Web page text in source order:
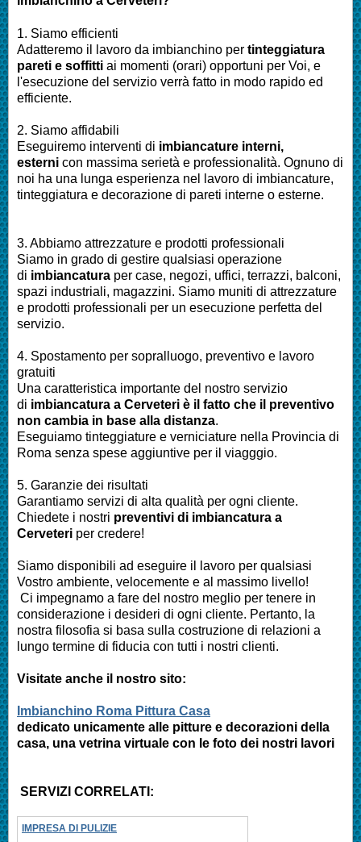
1. Siamo efficienti
Adatteremo il lavoro da imbianchino per tinteggiatura
pareti e soffitti ai momenti (orari) opportuni per Voi, e
l'esecuzione del servizio verrà fatto in modo rapido ed
efficiente.
2. Siamo affidabili
Eseguiremo interventi di imbiancature interni,
esterni con massima serietà e professionalità. Ognuno di
noi ha una lunga esperienza nel lavoro di imbiancature,
tinteggiatura e decorazione di pareti interne o esterne.
3. Abbiamo attrezzature e prodotti professionali
Siamo in grado di gestire qualsiasi operazione
di imbiancatura per case, negozi, uffici, terrazzi, balconi,
spazi industriali, magazzini. Siamo muniti di attrezzature
e prodotti professionali per un esecuzione perfetta del
servizio.
4. Spostamento per sopralluogo, preventivo e lavoro
gratuiti
Una caratteristica importante del nostro servizio
di imbiancatura a Cerveteri è il fatto che il preventivo
non cambia in base alla distanza.
Eseguiamo tinteggiature e verniciature nella Provincia di
Roma senza spese aggiuntive per il viagggio.
5. Garanzie dei risultati
Garantiamo servizi di alta qualità per ogni cliente.
Chiedete i nostri preventivi di imbiancatura a
Cerveteri per credere!
Siamo disponibili ad eseguire il lavoro per qualsiasi
Vostro ambiente, velocemente e al massimo livello!
Ci impegnamo a fare del nostro meglio per tenere in
considerazione i desideri di ogni cliente. Pertanto, la
nostra filosofia si basa sulla costruzione di relazioni a
lungo termine di fiducia con tutti i nostri clienti.
Visitate anche il nostro sito:
Imbianchino Roma Pittura Casa
dedicato unicamente alle pitture e decorazioni della
casa, una vetrina virtuale con le foto dei nostri lavori
SERVIZI CORRELATI:
IMPRESA DI PULIZIE